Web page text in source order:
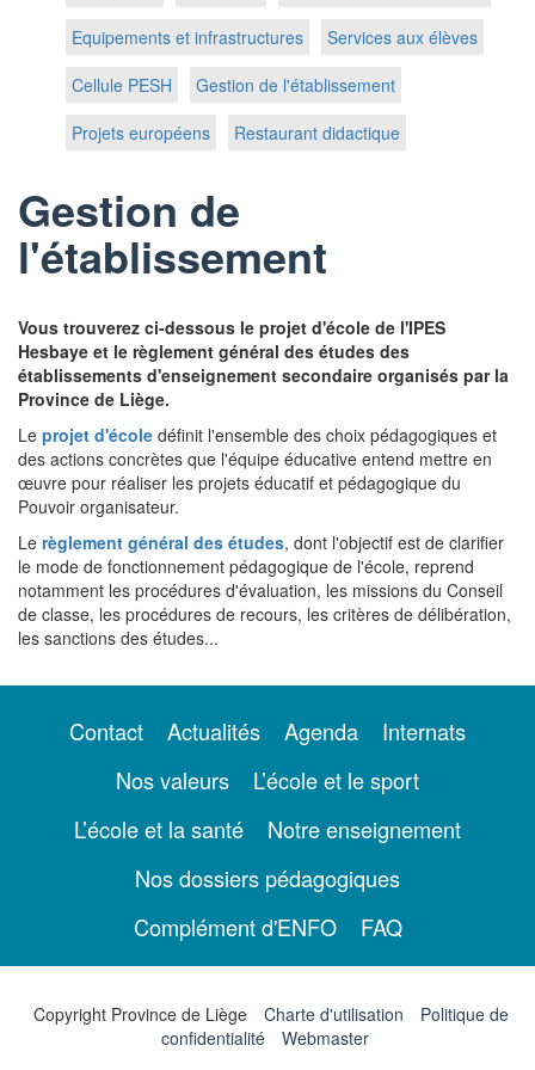
Equipements et infrastructures
Services aux élèves
Cellule PESH
Gestion de l'établissement
Projets européens
Restaurant didactique
Gestion de
l'établissement
Vous trouverez ci-dessous le projet d'école de l'IPES
Hesbaye et le règlement général des études des
établissements d'enseignement secondaire organisés par la
Province de Liège.
Le projet d'école définit l'ensemble des choix pédagogiques et
des actions concrètes que l'équipe éducative entend mettre en
œuvre pour réaliser les projets éducatif et pédagogique du
Pouvoir organisateur.
Le règlement général des études, dont l'objectif est de clarifier
le mode de fonctionnement pédagogique de l'école, reprend
notamment les procédures d'évaluation, les missions du Conseil
de classe, les procédures de recours, les critères de délibération,
les sanctions des études...
Contact Actualités Agenda
Internats
Nos valeurs
L’école et le sport
L’école et la santé
Notre enseignement
Nos dossiers pédagogiques
Complément d'ENFO
FAQ
Copyright Province de Liège Charte d'utilisation
Politique de
confidentialité
Webmaster